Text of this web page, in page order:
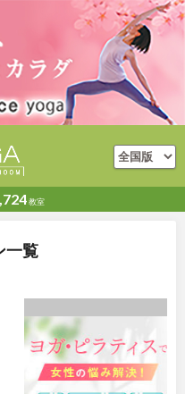
教室
一覧